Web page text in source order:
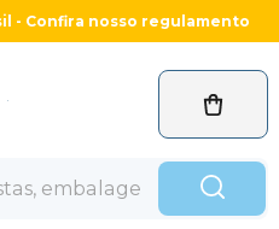
- Confira nosso regulamento